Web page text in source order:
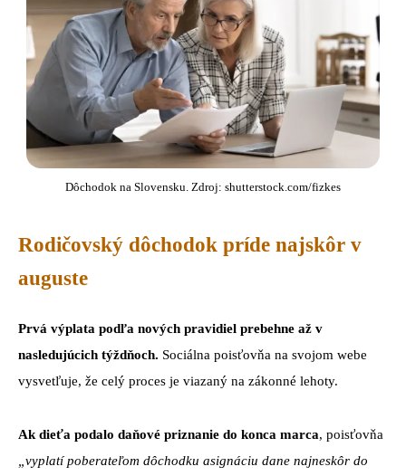
Dôchodok na Slovensku. Zdroj: shutterstock.com/fizkes
Rodičovský dôchodok príde najskôr v
auguste
Prvá výplata podľa nových pravidiel prebehne až v
nasledujúcich týždňoch. Sociálna poisťovňa na svojom webe
vysvetľuje, že celý proces je viazaný na zákonné lehoty.
Ak dieťa podalo daňové priznanie do konca marca, poisťovňa
„vyplatí poberateľom dôchodku asignáciu dane najneskôr do